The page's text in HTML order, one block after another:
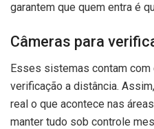
garantem que quem entra é
Câmeras para
Esses sistemas contam
verificação a distância.
real o que acontece nas
manter tudo sob controle